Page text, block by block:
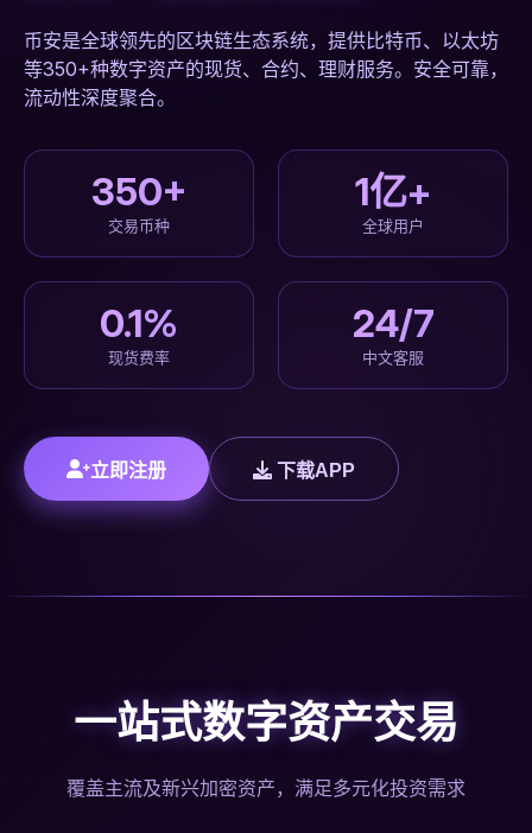
币安是全球领先的区块链生态系统，提供比特币、以太坊
等350+种数字资产的现货、合约、理财服务。安全可靠，
流动性深度聚合。
350+
交易币种
1亿+
全球用户
0.1%
现货费率
24/7
中文客服
立即注册 下载APP
一站式数字资产交易
覆盖主流及新兴加密资产，满足多元化投资需求